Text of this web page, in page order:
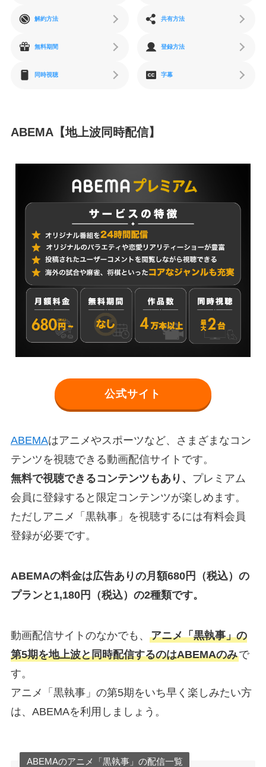
解約方法 共有方法
無料期間 登録方法
同時視聴 字幕
ABEMA【地上波同時配信】
公式サイト
ABEMAはアニメやスポーツなど、さまざまなコン
テンツを視聴できる動画配信サイトです。
無料で視聴できるコンテンツもあり、 プレミアム
会員に登録すると限定コンテンツが楽しめます。
ただしアニメ「黒執事」を視聴するには有料会員
登録が必要です。
ABEMAの料金は広告ありの月額680円（税込）の
プランと1,180円（税込）の2種類です。
動画配信サイトのなかでも、 アニメ「黒執事」の
第5期を地上波と同時配信するのはABEMAのみで
す。
アニメ「黒執事」の第5期をいち早く楽しみたい方
は、ABEMAを利用しましょう。
ABEMAのアニメ「黒執事」の配信一覧